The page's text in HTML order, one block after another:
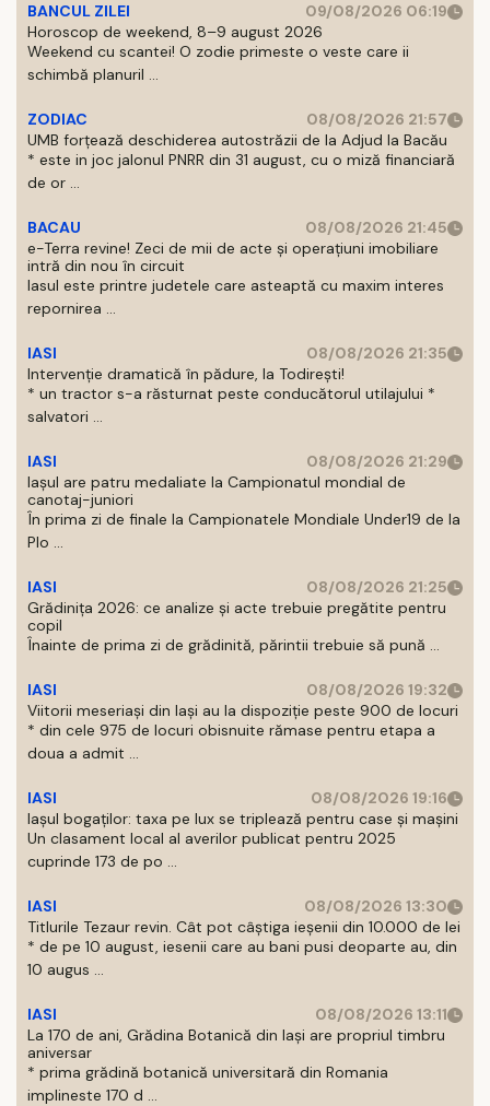
BANCUL ZILEI
09/08/2026 06:19
Horoscop de weekend, 8–9 august 2026
Weekend cu scantei! O zodie primeste o veste care ii
schimbă planuril ...
ZODIAC
08/08/2026 21:57
UMB forțează deschiderea autostrăzii de la Adjud la Bacău
* este in joc jalonul PNRR din 31 august, cu o miză financiară
de or ...
BACAU
08/08/2026 21:45
e-Terra revine! Zeci de mii de acte și operațiuni imobiliare
intră din nou în circuit
Iasul este printre judetele care asteaptă cu maxim interes
repornirea ...
IASI
08/08/2026 21:35
Intervenție dramatică în pădure, la Todirești!
* un tractor s-a răsturnat peste conducătorul utilajului *
salvatori ...
IASI
08/08/2026 21:29
Iaşul are patru medaliate la Campionatul mondial de
canotaj-juniori
În prima zi de finale la Campionatele Mondiale Under19 de la
Plo ...
IASI
08/08/2026 21:25
Grădinița 2026: ce analize și acte trebuie pregătite pentru
copil
Înainte de prima zi de grădinită, părintii trebuie să pună ...
IASI
08/08/2026 19:32
Viitorii meseriași din Iași au la dispoziție peste 900 de locuri
* din cele 975 de locuri obisnuite rămase pentru etapa a
doua a admit ...
IASI
08/08/2026 19:16
Iașul bogaților: taxa pe lux se triplează pentru case și mașini
Un clasament local al averilor publicat pentru 2025
cuprinde 173 de po ...
IASI
08/08/2026 13:30
Titlurile Tezaur revin. Cât pot câștiga ieșenii din 10.000 de lei
* de pe 10 august, iesenii care au bani pusi deoparte au, din
10 augus ...
IASI
08/08/2026 13:11
La 170 de ani, Grădina Botanică din Iași are propriul timbru
aniversar
* prima grădină botanică universitară din Romania
implineste 170 d ...